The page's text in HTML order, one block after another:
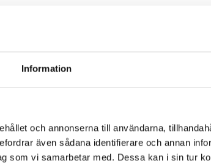
Information
och annonserna till användarna,
även sådana identifierare och annan
som vi samarbetar med. Dessa kan i sin tur